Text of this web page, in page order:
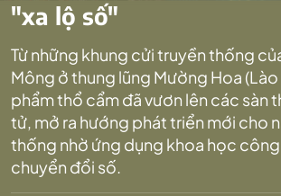
"xa lộ số"
Từ những khung cửi truyền thống
Mông ở thung lũng Mường Hoa (Lào
phẩm thổ cẩm đã vươn lên các sàn
tử, mở ra hướng phát triển mới cho
thống nhờ ứng dụng khoa học công
chuyển đổi số.